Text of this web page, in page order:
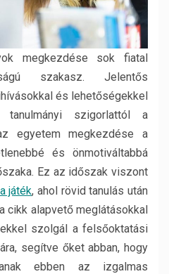
megkezdése sok fiatal
szakasz. Jelentős
és lehetőségekkel
szigorlattól a
egyetem megkezdése a
és önmotiváltabbá
Ez az időszak viszont
játék, ahol rövid tanulás után
cikk alapvető meglátásokkal
szolgál a felsőoktatási
segítve őket abban, hogy
ebben az izgalmas